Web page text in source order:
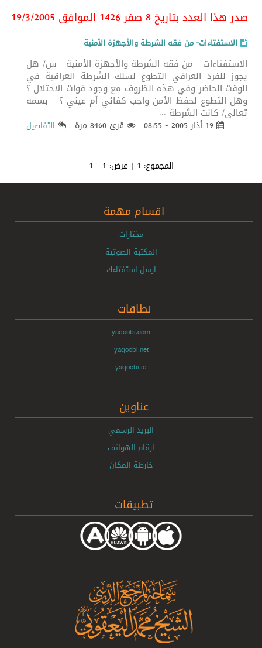
صدر هذا العدد بتاريخ 8 صفر 1426 الموافق 19/3/2005
الاستفتاءات- من فقه الشرطة والأجهزة الأمنية
الاستفتاءات من فقه الشرطة والأجهزة الأمنية س/ هل
يجوز للفرد العراقي التطوع لسلك الشرطة العراقية في
الوقت الحاضر وفي هذه الظروف مع وجود قوات الاحتلال ؟
وهل التطوع لحفظ الأمن واجب كفائي أم عيني ؟ بسمه
تعالى/ كانت الشرطة ...
قرئ 8460 مرة التفاصيل
المجموع: 1 | عرض: 1 - 1
اقسام مهمة
مختارات
المكتبة الصوتية
ارسل استفتاءك
نطاقات
yaqoobi.com
yaqoobi.net
yaqoobi.iq
عناوين
البريد الرسمي
ارقام الهواتف
خارطة المكان
تطبيقات